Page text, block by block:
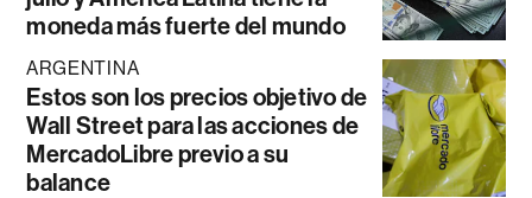
moneda más fuerte del mundo
ARGENTINA
Estos son los precios objetivo de
Wall Street para las acciones de
MercadoLibre previo a su
balance